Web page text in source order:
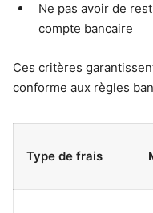
Ne pas avoir de
compte bancaire
Ces critères
conforme aux règles
Type de frais